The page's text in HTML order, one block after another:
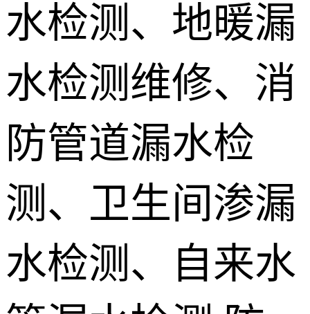
水检测、地暖漏
水检测维修、消
防管道漏水检
测、卫生间渗漏
水检测、自来水
防水补漏
障检测
测漏水设备
训